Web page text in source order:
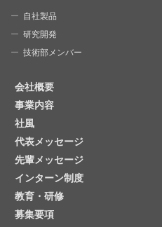
自社製品
研究開発
技術部メンバー
会社概要
事業内容
社風
代表メッセージ
先輩メッセージ
インターン制度
教育・研修
募集要項